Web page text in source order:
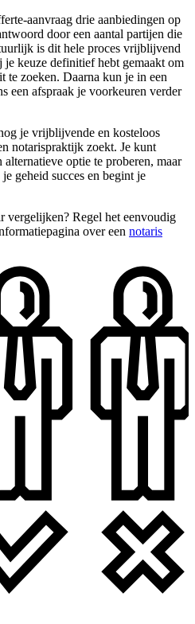
aanvraag drie aanbiedingen op
door een aantal partijen die
is dit hele proces vrijblijvend
keuze definitief hebt gemaakt om
zoeken. Daarna kun je in een
een afspraak je voorkeuren verder
je vrijblijvende en kosteloos
notarispraktijk zoekt. Je kunt
optie te proberen, maar
geheid succes en begint je
vergelijken? Regel het eenvoudig
over een notaris